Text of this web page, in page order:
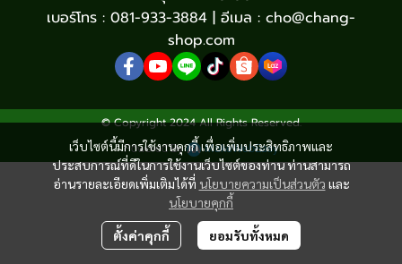
เว็บไซต์นี้มีการใช้งานคุกกี้ เพื่อเพิ่มประสิทธิภาพและ
ประสบการณ์ที่ดีในการใช้งานเว็บไซต์ของท่าน ท่านสามารถ
อ่านรายละเอียดเพิ่มเติมได้ที่ นโยบายความเป็นส่วนตัว และ
นโยบายคุกกี้
ตั้งค่าคุกกี้ ยอมรับทั้งหมด
เบอร์โทร : 081-933-3884 | อีเมล : cho@chang-
shop.com
© Copyright 2024 All Rights Reserved.
Powered By MakeWebEasy